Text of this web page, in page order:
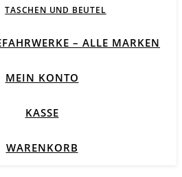
TASCHEN UND BEUTEL
– ALLE MARKEN
MEIN KONTO
KASSE
WARENKORB